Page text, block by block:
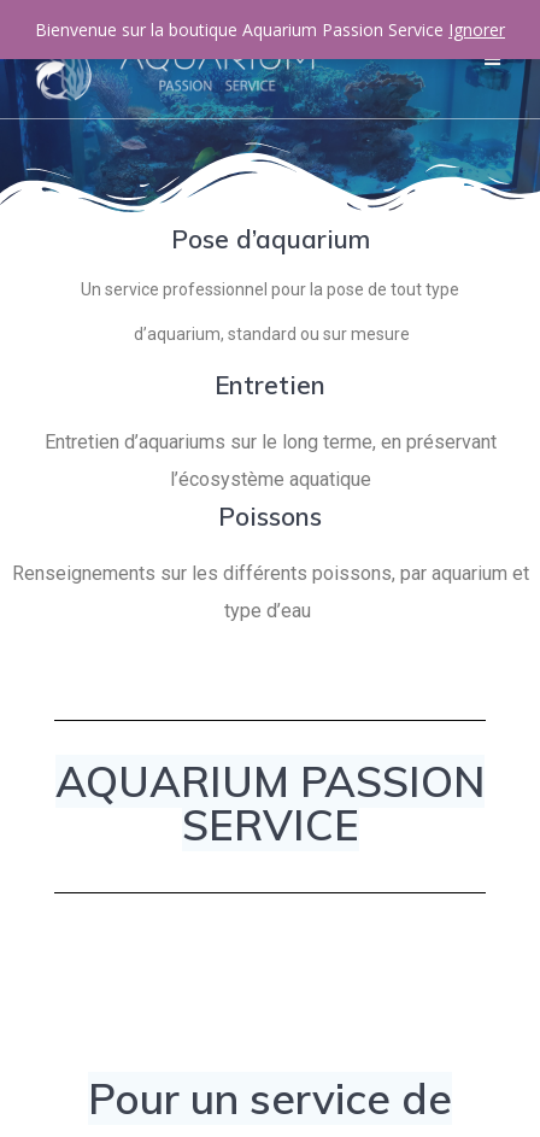
Pose d’aquarium
Un service professionnel pour la pose de tout type
d’aquarium, standard ou sur mesure
Entretien
Entretien d’aquariums sur le long terme, en préservant
l’écosystème aquatique
Poissons
Renseignements sur les différents poissons, par aquarium et
type d’eau
AQUARIUM PASSION
SERVICE
Pour un service de
Bienvenue sur la boutique Aquarium Passion Service Ignorer